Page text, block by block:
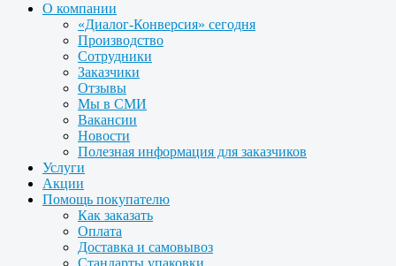
О компании
«Диалог-Конверсия» сегодня
Производство
Сотрудники
Заказчики
Отзывы
Мы в СМИ
Вакансии
Новости
Полезная информация для заказчиков
Услуги
Акции
Помощь покупателю
Как заказать
Оплата
Доставка и самовывоз
Стандарты упаковки